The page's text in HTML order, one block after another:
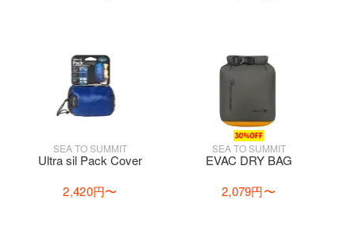
SEA TO SUMMIT
Ultra sil Pack Cover
2,420円〜
SEA TO SUMMIT
EVAC DRY BAG
2,079円〜